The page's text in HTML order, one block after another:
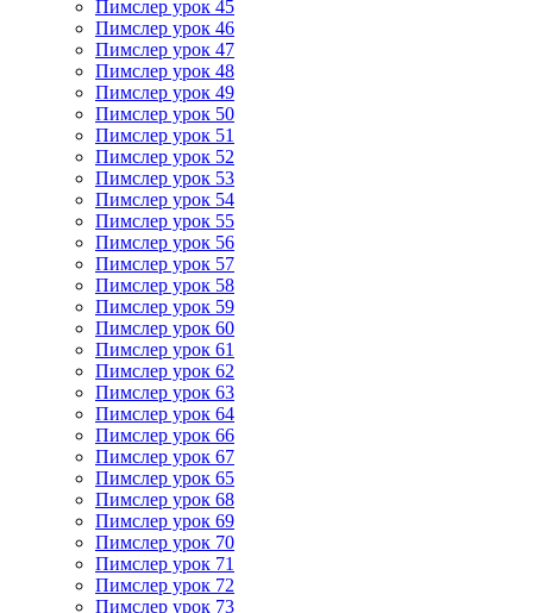
Пимслер урок 45
Пимслер урок 46
Пимслер урок 47
Пимслер урок 48
Пимслер урок 49
Пимслер урок 50
Пимслер урок 51
Пимслер урок 52
Пимслер урок 53
Пимслер урок 54
Пимслер урок 55
Пимслер урок 56
Пимслер урок 57
Пимслер урок 58
Пимслер урок 59
Пимслер урок 60
Пимслер урок 61
Пимслер урок 62
Пимслер урок 63
Пимслер урок 64
Пимслер урок 66
Пимслер урок 67
Пимслер урок 65
Пимслер урок 68
Пимслер урок 69
Пимслер урок 70
Пимслер урок 71
Пимслер урок 72
Пимслер урок 73